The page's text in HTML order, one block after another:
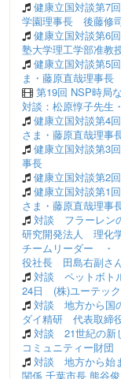
健康立国対談第7
学園理事長 後藤修
健康立国対談第6
塾大学理工学部准
健康立国対談第5
ま・藤原直哉理事長
第19回 NSP時局
対談：松原惇子先生
健康立国対談第4
さま・藤原直哉理事
健康立国対談第3
事長
健康立国対談第2
健康立国対談第1
さま・藤原直哉理事
対談 フラーレン
研究開発法人 理化
チームリーダー ・
役社長 田島右副さ
対談 ペットボト
24日 (株)ユーテッ
対談 地方から国
ダイ精研 代表取締
対談 21世紀の新
コミュニティー財
対談 地方から始
関係 千葉市長 熊谷